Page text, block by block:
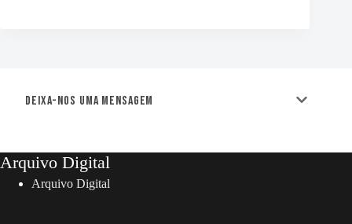
Deixa-nos uma mensagem
Arquivo Digital
Arquivo Digital